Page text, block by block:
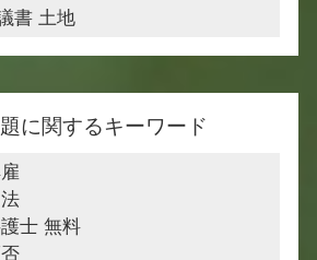
書 土地
に関するキーワード
士 無料